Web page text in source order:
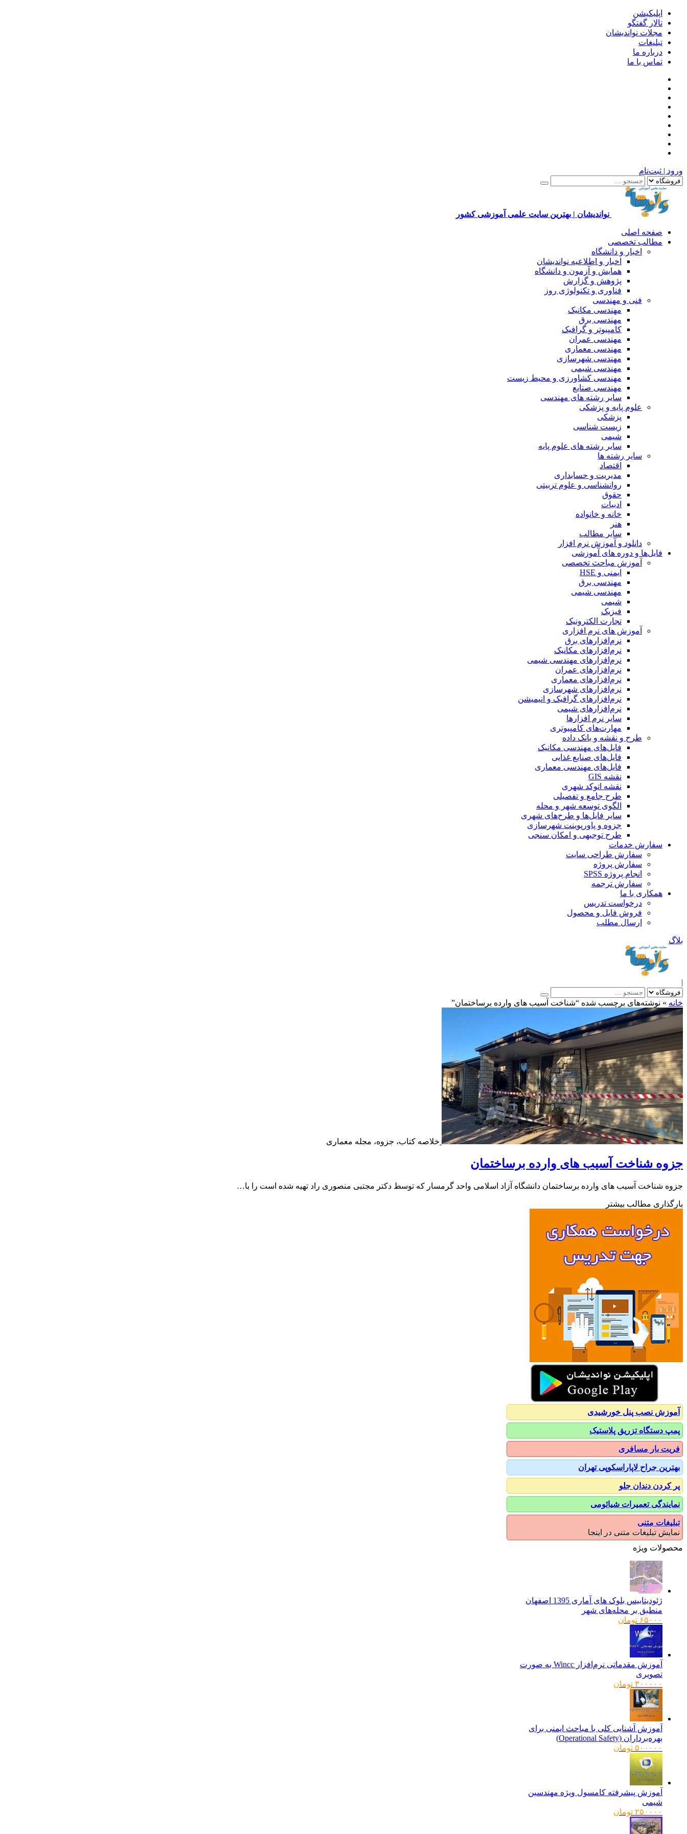
اپلیکیشن
تالار گفتگو
مجلات نواندیشان
تبلیغات
درباره ما
تماس با ما
ورود | ثبت‌نام
نواندیشان | بهترین سایت علمی آموزشی کشور
صفحه اصلی
مطالب تخصصی
اخبار و دانشگاه
اخبار و اطلاعیه نواندیشان
همایش و آزمون و دانشگاه
پژوهش و گزارش
فناوری و تکنولوژی روز
فنی و مهندسی
مهندسی مکانیک
مهندسی برق
کامپیوتر و گرافیک
مهندسی عمران
مهندسی معماری
مهندسی شهرسازی
مهندسی شیمی
مهندسی کشاورزی و محیط زیست
مهندسی صنایع
سایر رشته های مهندسی
علوم پایه و پزشکی
پزشکی
زیست شناسی
شیمی
سایر رشته های علوم پایه
سایر رشته ها
اقتصاد
مدیریت و حسابداری
روانشناسی و علوم تربیتی
حقوق
ادبیات
خانه و خانواده
هنر
سایر مطالب
دانلود و آموزش نرم افزار
فایل‌ها و دوره های آموزشی
آموزش مباحث تخصصی
ایمنی و HSE
مهندسی برق
مهندسی شیمی
شیمی
فیزیک
تجارت الکترونیک
آموزش های نرم افزاری
نرم‌افزارهای برق
نرم‌افزارهای مکانیک
نرم‌افزارهای مهندسی شیمی
نرم‌افزارهای عمران
نرم‌افزارهای معماری
نرم‌افزارهای شهرسازی
نرم‌افزارهای گرافیک و انیمیشن
نرم‌افزارهای شیمی
سایر نرم افزارها
مهارت‌های کامپیوتری
طرح و نقشه و بانک داده
فایل‌های مهندسی مکانیک
فایل‌های صنایع غذایی
فایل‌های مهندسی معماری
نقشه GIS
نقشه اتوکد شهری
طرح جامع و تفصیلی
الگوی توسعه شهر و محله
سایر فایل‌ها و طرح‌های شهری
جزوه و پاورپوینت شهرسازی
طرح توجیهی و امکان سنجی
سفارش خدمات
سفارش طراحی سایت
سفارش پروژه
انجام پروژه SPSS
سفارش ترجمه
همکاری با ما
درخواست تدریس
فروش فایل و محصول
ارسال مطلب
بلاگ
|
خانه » نوشته‌های برچسب شده “شناخت آسیب های وارده برساختمان”
خلاصه کتاب، جزوه، مجله معماری
جزوه شناخت آسیب های وارده برساختمان
جزوه شناخت آسیب های وارده برساختمان دانشگاه آزاد اسلامی واحد گرمسار که توسط دکتر مجتبی منصوری راد تهیه شده است را با…
بارگذاری مطالب بیشتر
آموزش نصب پنل خورشیدی
پمپ دستگاه تزریق پلاستیک
فریت بار مسافری
بهترین جراح لاپاراسکوپی تهران
پر کردن دندان جلو
نمایندگی تعمیرات شیائومی
تبلیغات متنی
نمایش تبلیغات متنی در اینجا
محصولات ویژه
ژئودیتابیس بلوک های آماری 1395 اصفهان
منطبق بر محله‌های شهر
۶۵۰۰۰ تومان
آموزش مقدماتی نرم‌افزار Wincc به صورت
تصویری
۳۰۰۰۰۰ تومان
آموزش آشنایی کلی با مباحث ایمنی برای
بهره‌برداران (Operational Safety)
۵۰۰۰۰۰ تومان
آموزش پیشرفته کامسول ویژه مهندسین
شیمی
۲۵۰۰۰۰ تومان